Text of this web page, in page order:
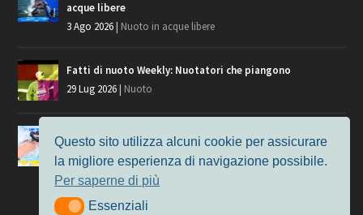
acque libere
3 Ago 2026 Nuoto in acque libere
Fatti di nuoto Weekly: Nuotatori che piangono
29 Lug 2026 Nuoto
Giochi del Mediterraneo, i convocati del nuoto per
Taranto 2026
9 Lug 2026
Nuoto
Questo sito utilizza alcuni cookie per assicurare
la migliore esperienza di navigazione possibile.
Per saperne di più
EssenzialiEssenziali